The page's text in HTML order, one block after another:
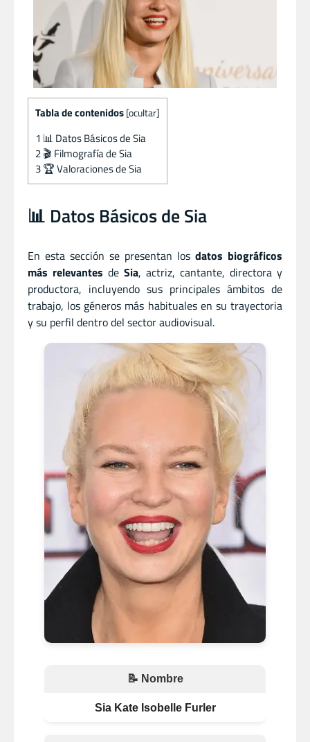
Tabla de contenidos [ocultar]
1 📊 Datos Básicos de Sia
2🎬 Filmografía de Sia
3🏆 Valoraciones de Sia
📊 Datos Básicos de Sia
En esta sección se presentan los datos biográficos
más relevantes de Sia, actriz, cantante, directora y
productora, incluyendo sus principales ámbitos de
trabajo, los géneros más habituales en su trayectoria
y su perfil dentro del sector audiovisual.
📝 Nombre
Sia Kate Isobelle Furler